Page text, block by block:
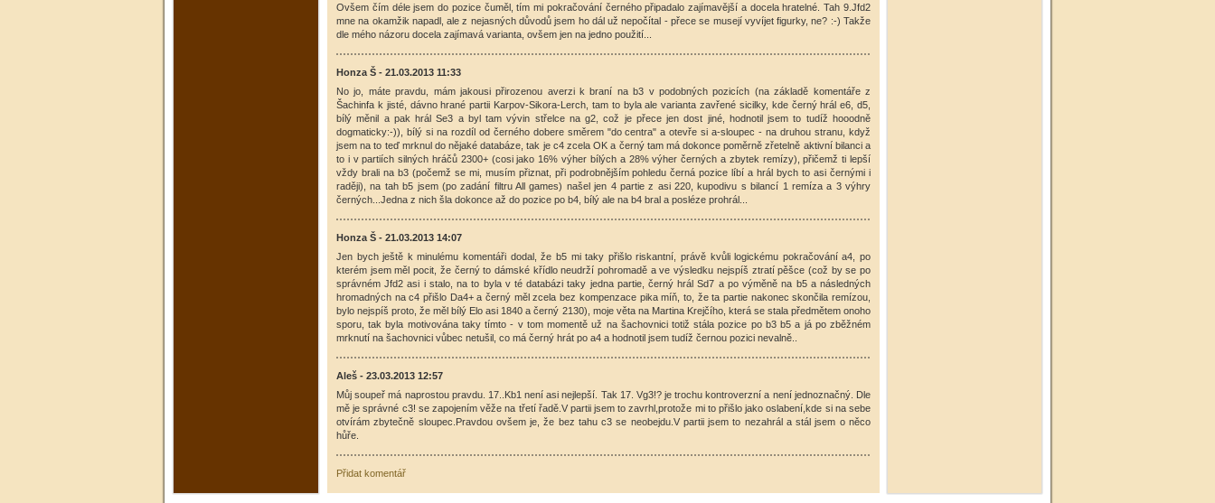
Ovšem čím déle jsem do pozice čuměl, tím mi pokračování černého připadalo zajímavější a docela hratelné. Tah 9.Jfd2
mne na okamžik napadl, ale z nejasných důvodů jsem ho dál už nepočítal - přece se musejí vyvíjet figurky, ne? :-) Takže
dle mého názoru docela zajímavá varianta, ovšem jen na jedno použití...
Honza Š - 21.03.2013 11:33
No jo, máte pravdu, mám jakousi přirozenou averzi k braní na b3 v podobných pozicích (na základě komentáře z
Šachinfa k jisté, dávno hrané partii Karpov-Sikora-Lerch, tam to byla ale varianta zavřené sicilky, kde černý hrál e6, d5,
bílý měnil a pak hrál Se3 a byl tam vývin střelce na g2, což je přece jen dost jiné, hodnotil jsem to tudíž hooodně
dogmaticky:-)), bílý si na rozdíl od černého dobere směrem "do centra" a otevře si a-sloupec - na druhou stranu, když
jsem na to teď mrknul do nějaké databáze, tak je c4 zcela OK a černý tam má dokonce poměrně zřetelně aktivní bilanci a
to i v partiích silných hráčů 2300+ (cosi jako 16% výher bílých a 28% výher černých a zbytek remízy), přičemž ti lepší
vždy brali na b3 (počemž se mi, musím přiznat, při podrobnějším pohledu černá pozice líbí a hrál bych to asi černými i
raději), na tah b5 jsem (po zadání filtru All games) našel jen 4 partie z asi 220, kupodivu s bilancí 1 remíza a 3 výhry
černých...Jedna z nich šla dokonce až do pozice po b4, bílý ale na b4 bral a posléze prohrál...
Honza Š - 21.03.2013 14:07
Jen bych ještě k minulému komentáři dodal, že b5 mi taky přišlo riskantní, právě kvůli logickému pokračování a4, po
kterém jsem měl pocit, že černý to dámské křídlo neudrží pohromadě a ve výsledku nejspíš ztratí pěšce (což by se po
správném Jfd2 asi i stalo, na to byla v té databázi taky jedna partie, černý hrál Sd7 a po výměně na b5 a následných
hromadných na c4 přišlo Da4+ a černý měl zcela bez kompenzace pika míň, to, že ta partie nakonec skončila remízou,
bylo nejspíš proto, že měl bílý Elo asi 1840 a černý 2130), moje věta na Martina Krejčího, která se stala předmětem onoho
sporu, tak byla motivována taky tímto - v tom momentě už na šachovnici totiž stála pozice po b3 b5 a já po zběžném
mrknutí na šachovnici vůbec netušil, co má černý hrát po a4 a hodnotil jsem tudíž černou pozici nevalně..
Aleš - 23.03.2013 12:57
Můj soupeř má naprostou pravdu. 17..Kb1 není asi nejlepší. Tak 17. Vg3!? je trochu kontroverzní a není jednoznačný. Dle
mě je správné c3! se zapojením věže na třetí řadě.V partii jsem to zavrhl,protože mi to přišlo jako oslabení,kde si na sebe
otvírám zbytečně sloupec.Pravdou ovšem je, že bez tahu c3 se neobejdu.V partii jsem to nezahrál a stál jsem o něco
hůře.
Přidat komentář